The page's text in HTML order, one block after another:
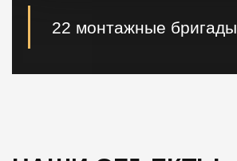
22 монтажные бригады